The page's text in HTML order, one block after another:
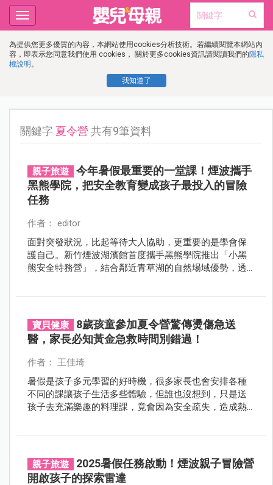
為提供您更多優質的內容，本網站使用cookies分析技術。若繼續閱覽本網站內
容，即表示您同意我們使用 cookies， 關於更多cookies資訊請閱讀我們的隱私
權說明 。
我知道了
Toggle
navigation
關鍵字 夏令營 共有9筆資料
親子旅遊
今年暑假最重要的一堂課！煙波攜手
黑熊學院，把安全教育變成孩子最投入的冒險
任務
作者： editor
面對突發狀況，比起等待大人協助，更重要的是學會保
護自己。新竹煙波湖濱館首度攜手黑熊學院推出「小黑
熊安全特務營」，結合鄰近青草湖的自然場域優勢，透
力。
寶貝健康
8歲孩童參加夏令營驚傳燙傷急送
醫，家長必知黃金急救時間別錯過！
作者： 王佳琦
暑假是孩子多元學習的好時機，很多家長也會安排各種
不同的課讓孩子生活多些體驗，但誰也沒想到，只是送
孩子去充滿樂趣的料理課，竟會因為安全疏失，造成熱
親子旅遊
2025暑假任務啟動！煙波親子冒險營
開啟孩子的探索雷達